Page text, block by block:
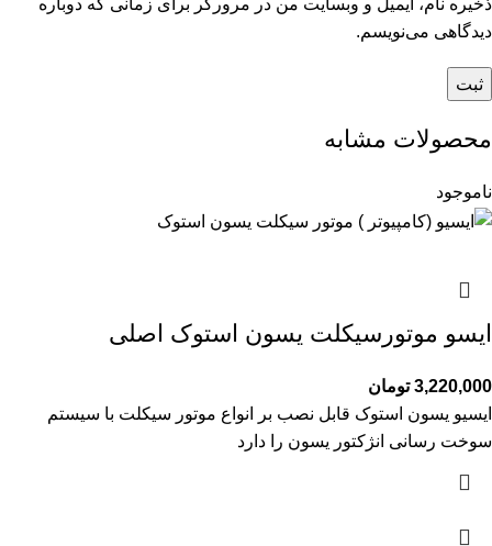
ذخیره نام، ایمیل و وبسایت من در مرورگر برای زمانی که دوباره
دیدگاهی می‌نویسم.
محصولات مشابه
ناموجود
ایسو موتورسیکلت یسون استوک اصلی
3,220,000 تومان
ایسیو یسون استوک قابل نصب بر انواع موتور سیکلت با سیستم
سوخت رسانی انژکتور یسون را دارد